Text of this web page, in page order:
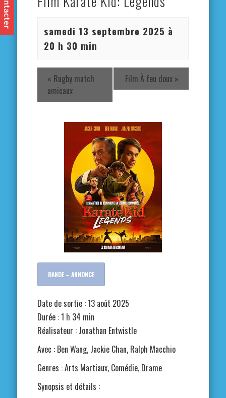
samedi 13 septembre 2025 à
20 h 30 min
« Rugby match
amicaux
Film À feu doux »
BANDE – ANNONCE
Date de sortie : 13 août 2025
Durée : 1 h 34 min
Réalisateur : Jonathan Entwistle
Avec : Ben Wang, Jackie Chan, Ralph Macchio
Genres : Arts Martiaux, Comédie, Drame
Synopsis et détails :